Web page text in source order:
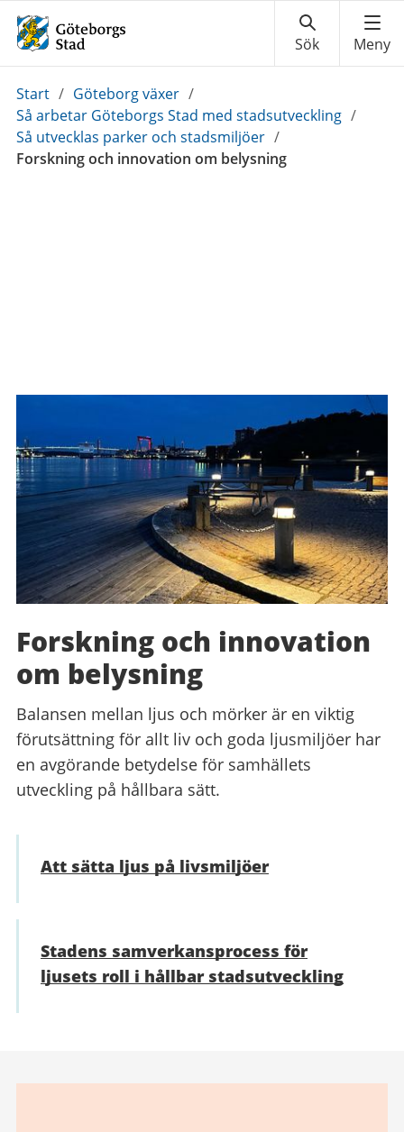
Du
är
här:
Start / Göteborg växer /
Så arbetar Göteborgs Stad med stadsutveckling /
Så utvecklas parker och stadsmiljöer /
Forskning och innovation om belysning
Forskning och innovation
om belysning
Balansen mellan ljus och mörker är en viktig
förutsättning för allt liv och goda ljusmiljöer har
en avgörande betydelse för samhällets
utveckling på hållbara sätt.
Att sätta ljus på livsmiljöer
Stadens samverkansprocess för
ljusets roll i hållbar stadsutveckling